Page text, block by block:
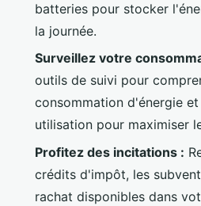
batteries pour stocker
la journée.
Surveillez votre
outils de suivi pour
consommation d'énergie
utilisation pour maximiser
Profitez des incitations :
crédits d'impôt, les
rachat disponibles dans